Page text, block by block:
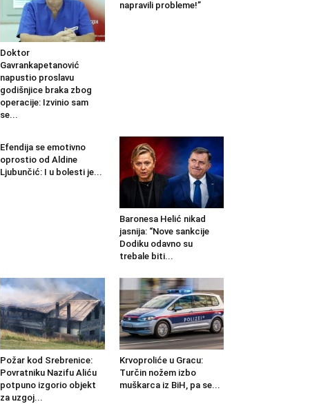
Doktor
Gavrankapetanović
napustio proslavu
godišnjice braka zbog
operacije: Izvinio sam
se...
napravili probleme!”
Efendija se emotivno
oprostio od Aldine
Ljubunčić: I u bolesti je...
Baronesa Helić nikad
jasnija: “Nove sankcije
Dodiku odavno su
trebale biti...
Požar kod Srebrenice:
Povratniku Nazifu Aliću
potpuno izgorio objekt
za uzgoj...
Krvoproliće u Gracu:
Turčin nožem izbo
muškarca iz BiH, pa se...